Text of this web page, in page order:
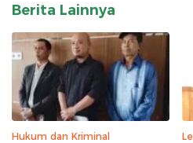
Berita Lainnya
Hukum dan Kriminal